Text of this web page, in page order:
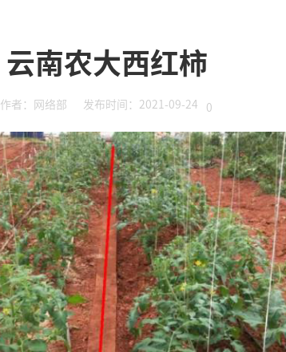
云南农大西红柿
作者：网络部 发布时间：2021-09-24 0